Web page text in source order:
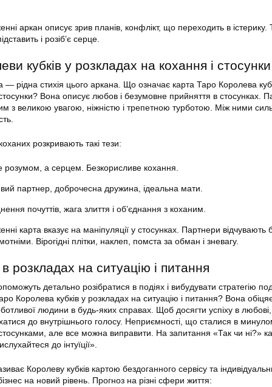
аркан описує зрив планів, конфлікт, що переходить в істерику.
і розіб’є серце.
кубків у розкладах на кохання і стосунки
рідна стихія цього аркана. Що означає карта Таро Королева
Вона описує любов і безумовне прийняття в стосунках.
з великою увагою, ніжністю і трепетною турботою. Між ними
розкривають такі тези:
розумом, а серцем. Безкорисливе кохання.
партнер, доброчесна дружина, ідеальна мати.
почуттів, жага злиття і об’єднання з коханим.
карта вказує на маніпуляції у стосунках. Партнери відчувають
Вірогідні плітки, наклеп, помста за обман і зневагу.
розкладах на ситуацію і питання
детально розібратися в подіях і вибудувати стратегію
Королева кубків у розкладах на ситуацію і питання? Вона
людини в будь-яких справах. Щоб досягти успіху в любові,
до внутрішнього голосу. Неприємності, що сталися в
але все можна виправити. На запитання «Так чи ні?»
до інтуїції».
Королеву кубків картою бездоганного сервісу та
на новий рівень. Прогноз на різні сфери життя: